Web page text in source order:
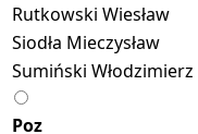
Rutkowski Wiesław
Siodła Mieczysław
Sumiński Włodzimierz
Poz